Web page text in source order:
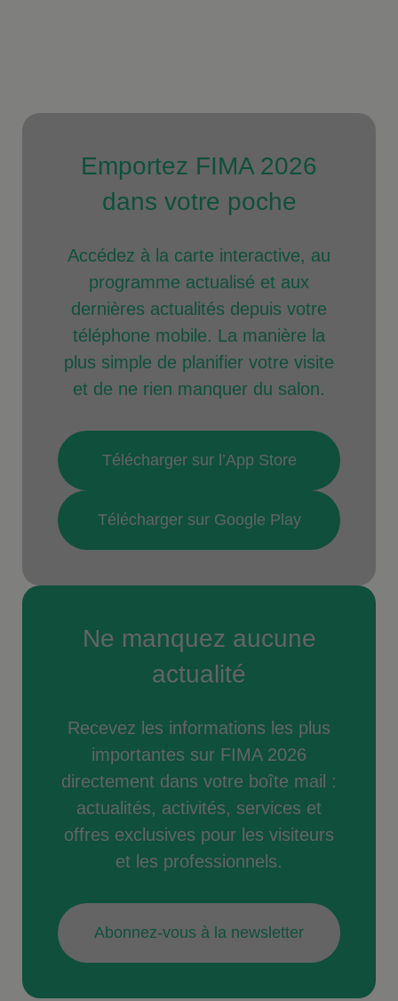
Emportez FIMA 2026
dans votre poche
Accédez à la carte interactive, au
programme actualisé et aux
dernières actualités depuis votre
téléphone mobile. La manière la
plus simple de planifier votre visite
et de ne rien manquer du salon.
Télécharger sur l’App Store
Télécharger sur Google Play
Ne manquez aucune
actualité
Recevez les informations les plus
importantes sur FIMA 2026
directement dans votre boîte mail :
actualités, activités, services et
offres exclusives pour les visiteurs
et les professionnels.
Abonnez-vous à la newsletter